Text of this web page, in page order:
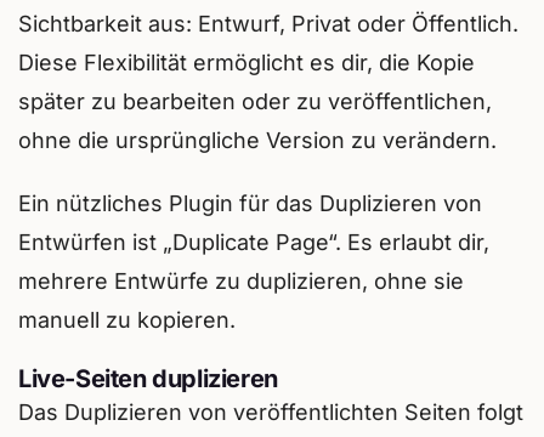
Sichtbarkeit aus: Entwurf, Privat oder Öffentlich.
Diese Flexibilität ermöglicht es dir, die Kopie
später zu bearbeiten oder zu veröffentlichen,
ohne die ursprüngliche Version zu verändern.
Ein nützliches Plugin für das Duplizieren von
Entwürfen ist „Duplicate Page“. Es erlaubt dir,
mehrere Entwürfe zu duplizieren, ohne sie
manuell zu kopieren.
Live-Seiten duplizieren
Das Duplizieren von veröffentlichten Seiten folgt